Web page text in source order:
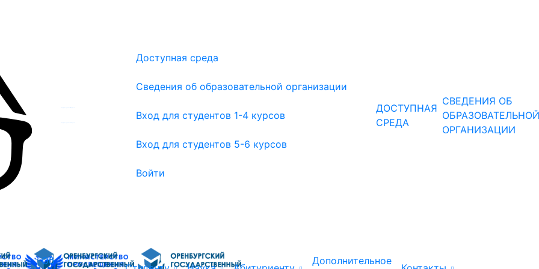
Доступная среда
Сведения об образовательной организации
Вход для студентов 1-4 курсов
Вход для студентов 5-6 курсов
Войти
ДОСТУПНАЯ
СРЕДА
СВЕДЕНИЯ ОБ
ОБРАЗОВАТЕЛЬНОЙ
ОРГАНИЗАЦИИ
Об Дополнительное